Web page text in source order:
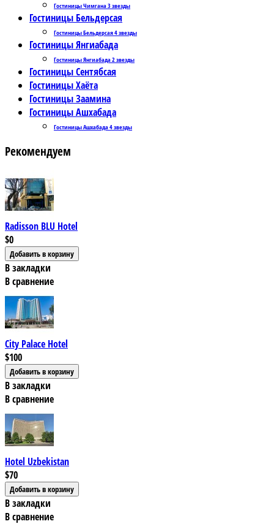
Гостиницы Чимгана 3 звезды
Гостиницы Бельдерсая
Гостиницы Бельдерсая 4 звезды
Гостиницы Янгиабада
Гостиницы Янгиабада 2 звезды
Гостиницы Сентябсая
Гостиницы Хаёта
Гостиницы Заамина
Гостиницы Ашхабада
Гостиницы Ашхабада 4 звезды
Рекомендуем
Radisson BLU Hotel
$0
В закладки
В сравнение
City Palace Hotel
$100
В закладки
В сравнение
Hotel Uzbekistan
$70
В закладки
В сравнение